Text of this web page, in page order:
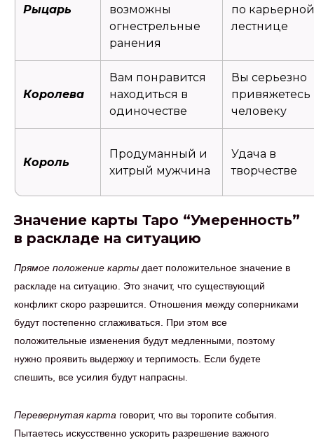
Рыцарь
возможны
огнестрельные
ранения
по карьерной
лестнице
Королева
Вам понравится
находиться в
одиночестве
Вы серьезно
привяжетесь
человеку
Король
Продуманный и
хитрый мужчина
Удача в
творчестве
Значение карты Таро “Умеренность”
в раскладе на ситуацию
Прямое положение карты дает положительное значение в
раскладе на ситуацию. Это значит, что существующий
конфликт скоро разрешится. Отношения между соперниками
будут постепенно сглаживаться. При этом все
положительные изменения будут медленными, поэтому
нужно проявить выдержку и терпимость. Если будете
спешить, все усилия будут напрасны.
Перевернутая карта говорит, что вы торопите события.
Пытаетесь искусственно ускорить разрешение важного